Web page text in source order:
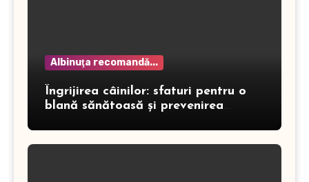
Albinuţa recomandă...
Îngrijirea câinilor: sfaturi pentru o
blană sănătoasă și prevenirea